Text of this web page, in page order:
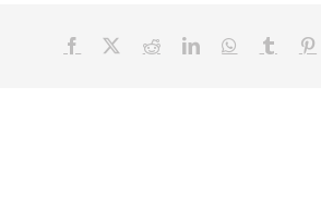
Facebook RedditLinkedInWhatsApp
Tumblr